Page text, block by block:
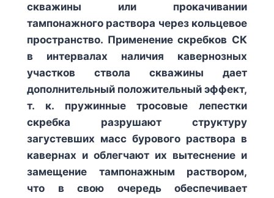
скважины или прокачивании
тампонажного раствора через кольцевое
пространство. Применение скребков СК
в интервалах наличия кавернозных
участков ствола скважины дает
дополнительный положительный эффект,
т. к. пружинные тросовые лепестки
скребка разрушают структуру
загустевших масс бурового раствора в
кавернах и облегчают их вытеснение и
замещение тампонажным раствором,
что в свою очередь обеспечивает